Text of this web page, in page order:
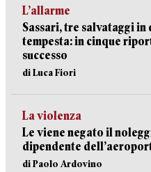
L’allarme
Sassari, tre salvataggi in
tempesta: in cinque
successo
di Luca Fiori
La violenza
Le viene negato il
dipendente
di Paolo Ardovino